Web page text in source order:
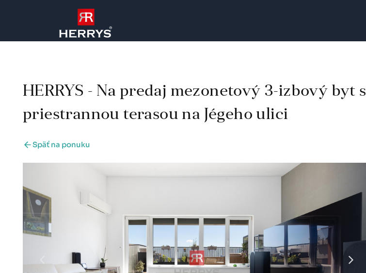
HERRYS - Na predaj mezonetový 3-izbový byt s
priestrannou terasou na Jégeho ulici
Späť na ponuku